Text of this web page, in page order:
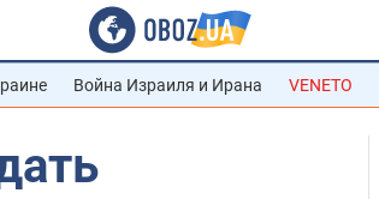
Война Израиля и Ирана VENETO